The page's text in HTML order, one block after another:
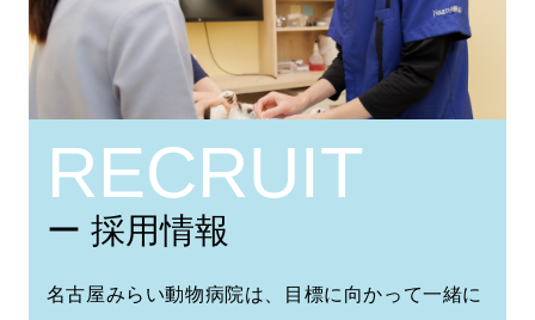
RECRUIT
ー 採用情報
名古屋みらい動物病院は、目標に向かって一緒に